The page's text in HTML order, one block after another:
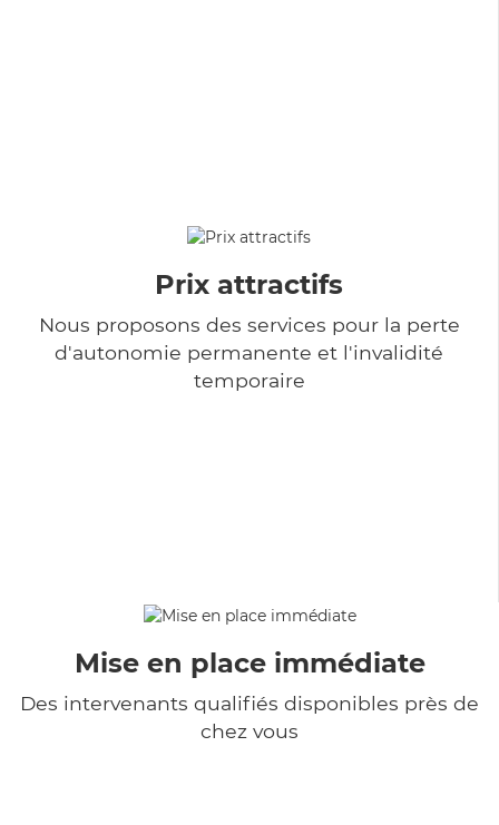
Prix attractifs
Nous proposons des services pour la perte
d'autonomie permanente et l'invalidité
temporaire
Mise en place immédiate
Des intervenants qualifiés disponibles près de
chez vous